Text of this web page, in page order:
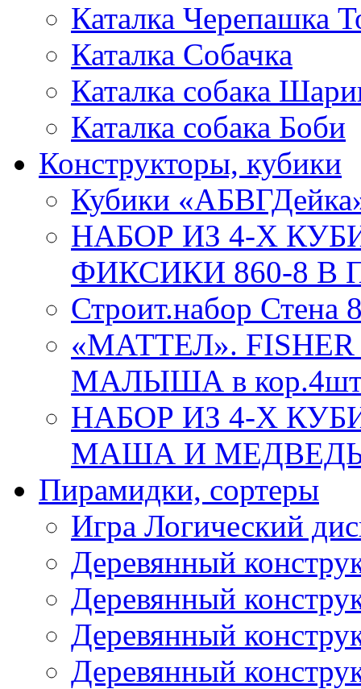
Каталка Черепашка
Каталка Собачка
Каталка собака
Каталка собака Боби
Конструкторы, кубики
Кубики
НАБОР ИЗ 4-Х
ФИКСИКИ 860-8 В
Строит.набор Стена
«МАТТЕЛ».
МАЛЫША в
НАБОР ИЗ 4-Х
МАША И МЕДВЕДЬ
Пирамидки, сортеры
Игра Логический
Деревянный
Деревянный
Деревянный
Деревянный